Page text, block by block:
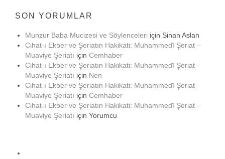
SON YORUMLAR
Munzur Baba Mucizesi ve Söylenceleri için Sinan Aslan
Cihat-ı Ekber ve Şeriatın Hakikati: Muhammedî Şeriat –
Muaviye Şeriatı için Cemhaber
Cihat-ı Ekber ve Şeriatın Hakikati: Muhammedî Şeriat –
Muaviye Şeriatı için Nen
Cihat-ı Ekber ve Şeriatın Hakikati: Muhammedî Şeriat –
Muaviye Şeriatı için Cemhaber
Cihat-ı Ekber ve Şeriatın Hakikati: Muhammedî Şeriat –
Muaviye Şeriatı için Yorumcu